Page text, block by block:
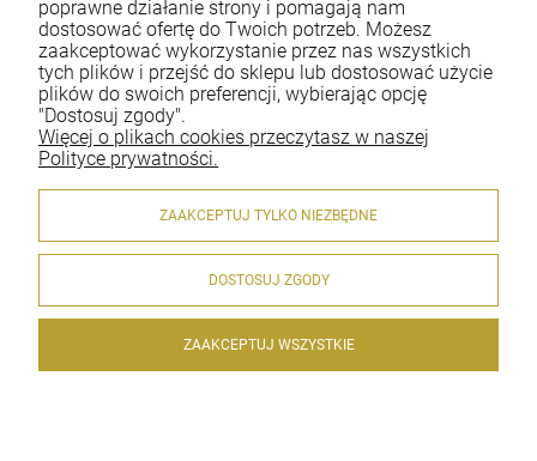
E-mail: office@deepgloss.pl
O firmie
Dostawa i płatności
Gwarancja i zwroty
Moje konto
poprawne działanie strony i pomagają nam
dostosować ofertę do Twoich potrzeb. Możesz
zaakceptować wykorzystanie przez nas wszystkich
tych plików i przejść do sklepu lub dostosować użycie
plików do swoich preferencji, wybierając opcję
"Dostosuj zgody".
Więcej o plikach cookies przeczytasz w naszej
Polityce prywatności.
ZAAKCEPTUJ TYLKO NIEZBĘDNE
DOSTOSUJ ZGODY
ZAAKCEPTUJ WSZYSTKIE